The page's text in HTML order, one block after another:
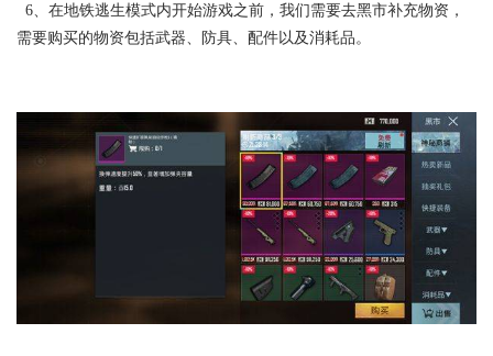
6、在地铁逃生模式内开始游戏之前，我们需要去黑市补充物资，
需要购买的物资包括武器、防具、配件以及消耗品。